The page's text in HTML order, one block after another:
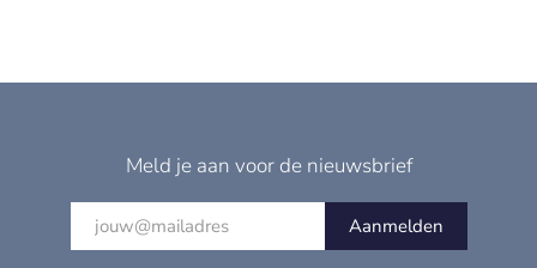
Meld je aan voor de nieuwsbrief
Aanmelden